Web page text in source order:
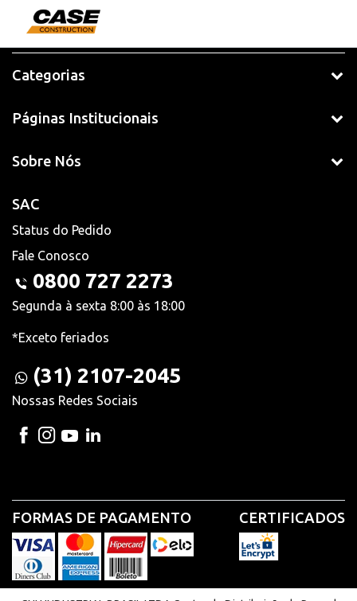
Categorias
Páginas Institucionais
Sobre Nós
SAC
Status do Pedido
Fale Conosco
0800 727 2273
Segunda à sexta 8:00 às 18:00
*Exceto feriados
(31) 2107-2045
Nossas Redes Sociais
FORMAS DE PAGAMENTO CERTIFICADOS